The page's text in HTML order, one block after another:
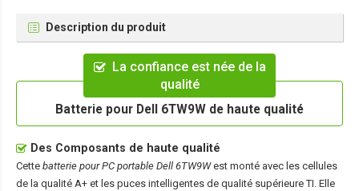
Description du produit
La confiance est née de la
qualité
Batterie pour Dell 6TW9W de haute qualité
Des Composants de haute qualité
Cette batterie pour PC portable Dell 6TW9West monté avec les cellules
de la qualité A+ et les puces intelligentes de qualité supérieure TI. Elle